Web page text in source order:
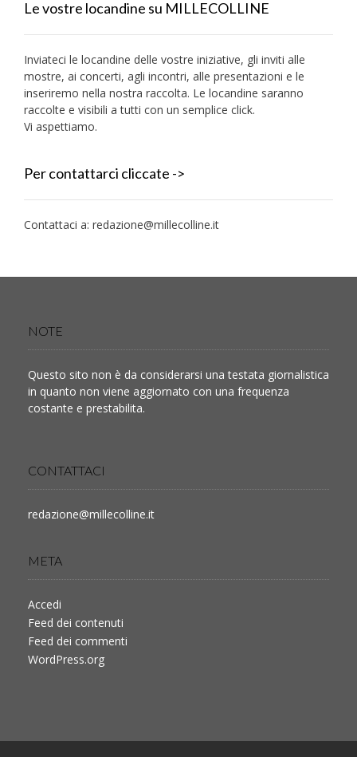
Le vostre locandine su MILLECOLLINE
Inviateci le locandine delle vostre iniziative, gli inviti alle
mostre, ai concerti, agli incontri, alle presentazioni e le
inseriremo nella nostra raccolta. Le locandine saranno
raccolte e visibili a tutti con un semplice click.
Vi aspettiamo.
Per contattarci cliccate ->
Contattaci a: redazione@millecolline.it
NOTE
Questo sito non è da considerarsi una testata giornalistica
in quanto non viene aggiornato con una frequenza
costante e prestabilita.
CONTATTACI
redazione@millecolline.it
META
Accedi
Feed dei contenuti
Feed dei commenti
WordPress.org